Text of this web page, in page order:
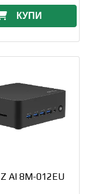
КУПИ
AI 8M-012EU